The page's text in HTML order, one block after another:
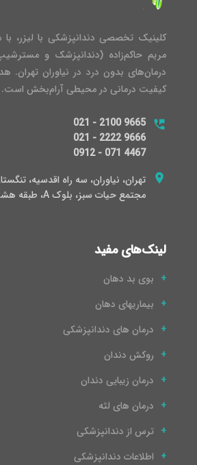
کلینیک تخصصی دندانپزشکی با لیزر،
مریم حاکم‌زاده (دندانپزشک و
درمان‌های بدون درد در نیاوران تهران.
کیفیت درمانی در محیطی آرام‌بخش است.
021 - 2100 9665
021 - 2222 9666
0912 - 071 4467
مجتمع حیات سبز، بلوک A، طبقه هشتم، واحد ۸۱۲
لینک‌های مفید
بوی بد دهان
بیماریهای دهان
درمان های دندانپزشکی
روکش دندان
درمان زیبایی دندان
درمان های لثه
ترس از دندانپزشکی
اطلاعات دندانپزشکی